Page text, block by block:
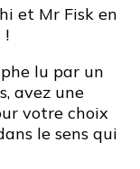
et Mr Fisk en
!
lu par un
avez une
votre choix
le sens qui